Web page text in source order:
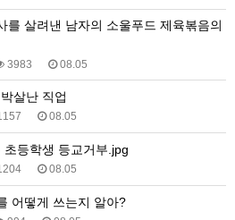
3983 08.05
살난 직업
08.05
초등학생 등교거부.jpg
08.05
어떻게 쓰는지 알아?